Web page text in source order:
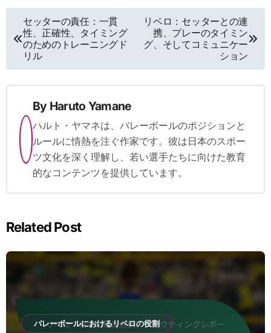
Post
navigation
セッターの責任：一貫
性、正確性、タイミング
のためのトレーニングド
リル
リベロ：セッターとの連
携、プレーのタイミン
グ、そしてコミュニケー
ション
By Haruto Yamane
ハルト・ヤマネは、バレーボールのポジションと
ルールに情熱を注ぐ作家です。彼は日本のスポー
ツ文化を深く理解し、若い選手たちに向けた教育
的なコンテンツを提供しています。
Related Post
バレーボールにおけるリベロの役割